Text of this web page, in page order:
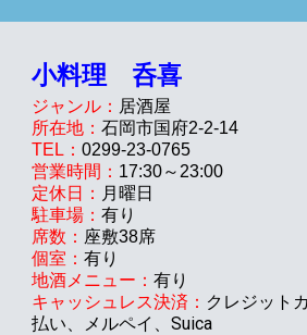
小料理 呑喜
ジャンル： 居酒屋
所在地：石岡市国府2-2-14
TEL：0299-23-0765
営業時間： 17:30～23:00
定休日： 月 曜日
駐車場：有り
席数： 座敷38席
個室：有り
地酒メニュー：有り
キャッシュレス決済： クレジット
払い、メルペイ、Suica